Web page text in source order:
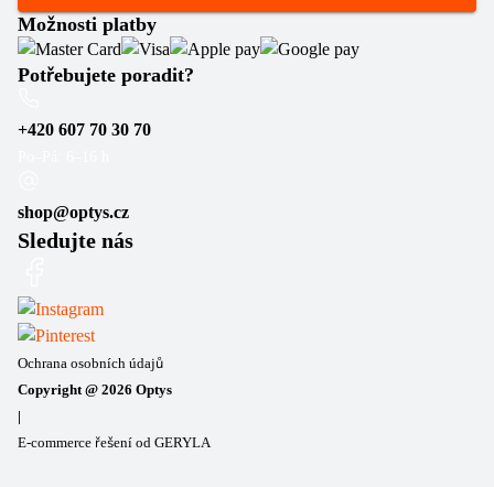
Možnosti platby
Potřebujete poradit?
+420 607 70 30 70
shop@optys.cz
Sledujte nás
Ochrana osobních údajů
Copyright @ 2026 Optys
|
E-commerce řešení od GERYLA